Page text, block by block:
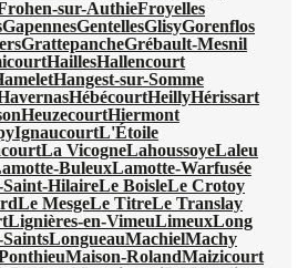
sur-AuthieFroyelles
GapennesGentellesGlisyGorenflos
GrattepancheGrébault-Mesnil
HaillesHallencourt
Hangest-sur-Somme
HébécourtHeillyHérissart
HeuzecourtHiermont
IgnaucourtL'Étoile
La VicogneLahoussoyeLaleu
BuleuxLamotte-Warfusée
Saint-HilaireLe BoisleLe Crotoy
Le MesgeLe TitreLe Translay
Lignières-en-VimeuLimeuxLong
LongueauMachielMachy
Maison-RolandMaizicourt